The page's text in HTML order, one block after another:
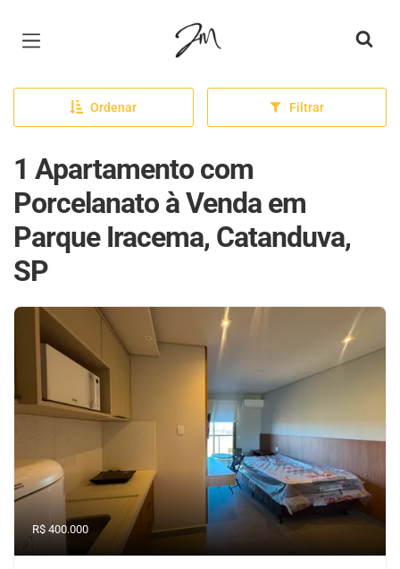
Página inicial
Ordenar Filtrar
1 Apartamento com
Porcelanato à Venda em
Parque Iracema, Catanduva,
SP
R$ 400.000